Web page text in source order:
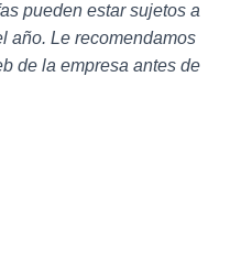
pueden estar sujetos a
año. Le recomendamos
de la empresa antes de